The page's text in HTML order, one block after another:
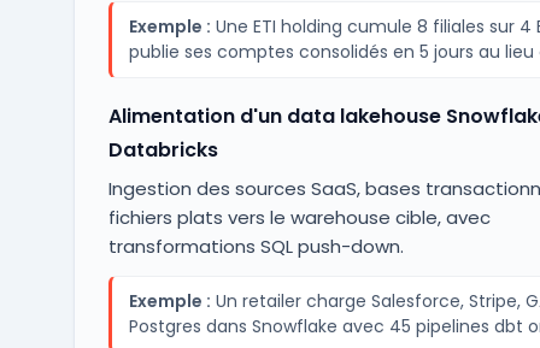
Exemple : Une ETI holding cumule 8 filiales sur 4
publie ses comptes consolidés en 5 jours au lieu
Alimentation d'un data lakehouse
Databricks
Ingestion des sources SaaS, bases
fichiers plats vers le warehouse cible, avec
transformations SQL push-down.
Exemple : Un retailer charge Salesforce, Stripe,
Postgres dans Snowflake avec 45 pipelines dbt